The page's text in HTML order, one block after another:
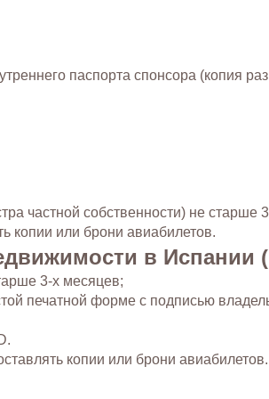
паспорта спонсора (копия
частной собственности) не старше
копии или брони авиабилетов.
в Испании
3-х месяцев;
печатной форме с подписью
копии или брони авиабилетов.